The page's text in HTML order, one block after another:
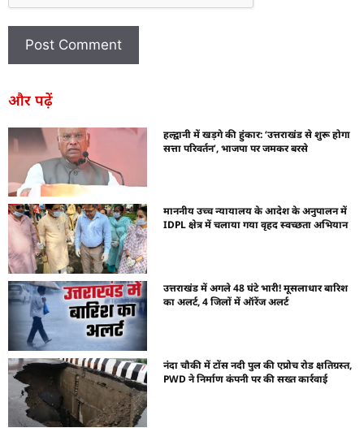
और पढ़ें
हल्द्वानी में खड़गे की हुंकार: ‘उत्तराखंड से शुरू होगा
सत्ता परिवर्तन’, भाजपा पर जमकर बरसे
माननीय उच्च न्यायालय के आदेश के अनुपालन में
IDPL क्षेत्र में चलाया गया वृहद स्वच्छता अभियान
उत्तराखंड में अगले 48 घंटे भारी! मूसलाधार बारिश
का अलर्ट, 4 जिलों में ऑरेंज अलर्ट
नंदा चौकी में टोंस नदी पुल की एप्रोच रोड क्षतिग्रस्त,
PWD ने निर्माण कंपनी पर की सख्त कार्रवाई